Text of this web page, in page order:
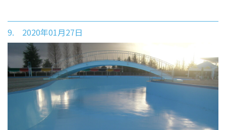
9. 2020年01月27日